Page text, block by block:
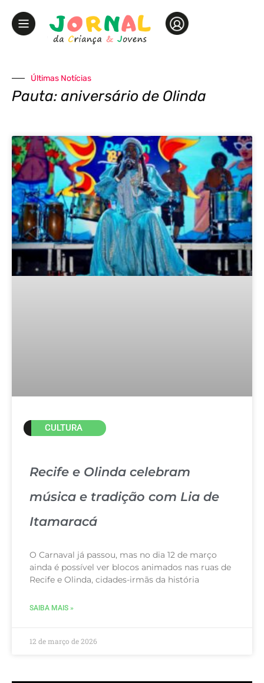
Últimas Notícias
Pauta: aniversário de Olinda
CULTURA
Recife e Olinda celebram
música e tradição com Lia de
Itamaracá
O Carnaval já passou, mas no dia 12 de março
ainda é possível ver blocos animados nas ruas de
Recife e Olinda, cidades-irmãs da história
SAIBA MAIS »
12 de março de 2026